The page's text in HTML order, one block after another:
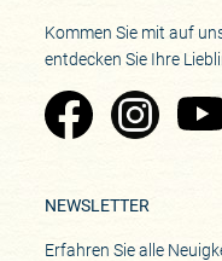
Kommen Sie mit auf
entdecken Sie Ihre
Zu Pinard'sZu
NEWSLETTER
Erfahren Sie alle